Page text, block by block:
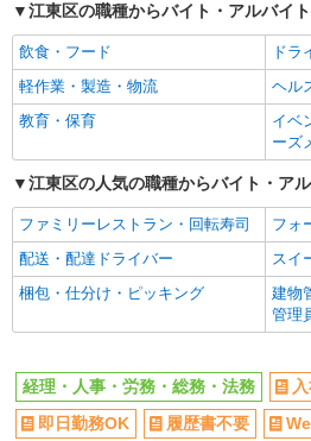
職場見学OKまたは説明会あり
女性
主婦・主夫歓迎
フリ
学歴不問
ブラ
完全週休2日制
年間
土日祝休み
平日
フルタイム歓迎
服装
禁煙・分煙
上場
社
残業ほぼなし
残業
登録
研修制度あり
資格
同じ職種から求人を探す
江東区の職種からバイト・アルバイ
飲食・フード
ドラ
軽作業・製造・物流
ヘル
教育・保育
イベ
ーズ
江東区の人気の職種からバイト・ア
ファミリーレストラン・回転寿司
フォ
配送・配達ドライバー
スイ
梱包・仕分け・ピッキング
建物
管理
経理・人事・労務・総務・法務
即日勤務OK
履歴書不要